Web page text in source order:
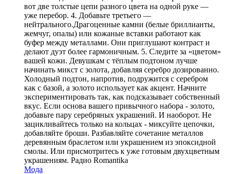
вот две толстые цепи разного цвета на одной руке —
уже перебор. 4. Добавьте третьего —
нейтрального.Драгоценные камни (белые бриллианты,
жемчуг, опалы) или кожаные вставки работают как
буфер между металлами. Они приглушают контраст и
делают дуэт более гармоничным. 5. Следите за «цветом»
вашей кожи. Девушкам с тёплым подтоном лучше
начинать микст с золота, добавляя серебро дозированно.
Холодный подтон, напротив, подружится с серебром
как с базой, а золото использует как акцент. Начните
экспериментировать так, как подсказывает собственный
вкус. Если основа вашего привычного набора - золото,
добавьте пару серебряных украшений. И наоборот. Не
зацикливайтесь только на кольцах - миксуйте цепочки,
добавляйте броши. Разбавляйте сочетание металлов
деревянным браслетом или украшением из эпоксидной
смолы. Или присмотритесь к уже готовым двухцветным
украшениям. Радио Romantika
Мода